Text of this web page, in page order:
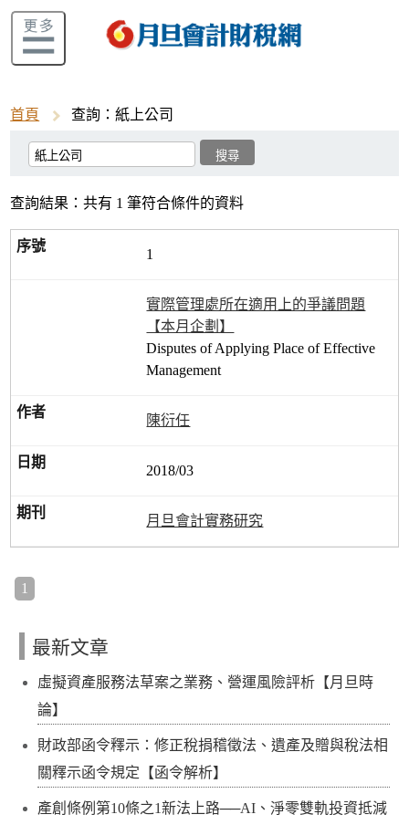
首頁 查詢：紙上公司
查詢結果：共有 1 筆符合條件的資料
1
實際管理處所在適用上的爭議問題
【本月企劃】
Disputes of Applying Place of Effective
Management
陳衍任
2018/03
月旦會計實務研究
1
最新文章
虛擬資產服務法草案之業務、營運風險評析【月旦時
論】
財政部函令釋示：修正稅捐稽徵法、遺產及贈與稅法相
關釋示函令規定【函令解析】
產創條例第10條之1新法上路──AI、淨零雙軌投資抵減